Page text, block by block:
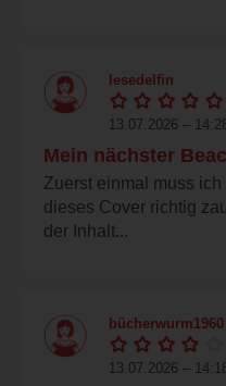
lesedelfin
13.07.2026 – 14:28
Mein nächster
Zuerst einmal muss
dieses Cover richtig
der Inhalt...
bücherwurm1960
13.07.2026 – 14:18